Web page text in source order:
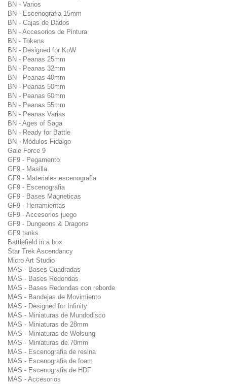
BN - Varios
BN - Escenografia 15mm
BN - Cajas de Dados
BN - Accesorios de Pintura
BN - Tokens
BN - Designed for KoW
BN - Peanas 25mm
BN - Peanas 32mm
BN - Peanas 40mm
BN - Peanas 50mm
BN - Peanas 60mm
BN - Peanas 55mm
BN - Peanas Varias
BN - Ages of Saga
BN - Ready for Battle
BN - Módulos Fidalgo
Gale Force 9
GF9 - Pegamento
GF9 - Masilla
GF9 - Materiales escenografia
GF9 - Escenografia
GF9 - Bases Magneticas
GF9 - Herramientas
GF9 - Accesorios juego
GF9 - Dungeons & Dragons
GF9 tanks
Battlefield in a box
Star Trek Ascendancy
Micro Art Studio
MAS - Bases Cuadradas
MAS - Bases Redondas
MAS - Bases Redondas con reborde
MAS - Bandejas de Movimiento
MAS - Designed for Infinity
MAS - Miniaturas de Mundodisco
MAS - Miniaturas de 28mm
MAS - Miniaturas de Wolsung
MAS - Miniaturas de 70mm
MAS - Escenografia de resina
MAS - Escenografia de foam
MAS - Escenografia de HDF
MAS - Accesorios